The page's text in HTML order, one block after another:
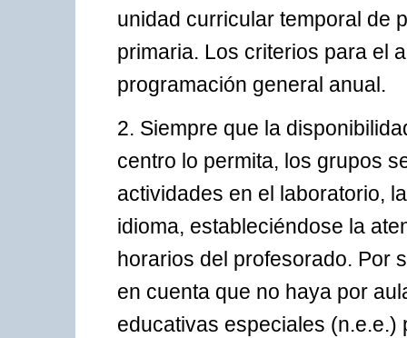
unidad curricular temporal de
primaria. Los criterios para el
programación general anual.
2. Siempre que la
centro lo permita, los grupos
actividades en el laboratorio,
idioma, estableciéndose la
horarios del profesorado. Por
en cuenta que no haya por
educativas especiales